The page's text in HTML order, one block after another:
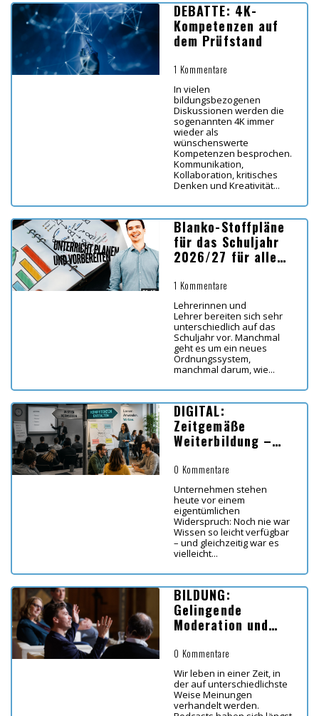
DEBATTE: 4K-
Kompetenzen auf
dem Prüfstand
1 Kommentare
In vielen
bildungsbezogenen
Diskussionen werden die
sogenannten 4K immer
wieder als
wünschenswerte
Kompetenzen besprochen.
Kommunikation,
Kollaboration, kritisches
Denken und Kreativität...
Blanko-Stoffpläne
für das Schuljahr
2026/27 für alle
1 Kommentare
Lehrerinnen und
Lehrer bereiten sich sehr
unterschiedlich auf das
Schuljahr vor. Manchmal
geht es um ein neues
Ordnungssystem,
manchmal darum, wie...
DIGITAL:
Zeitgemäße
Weiterbildung –
Lernen in Zeiten
von KI
0 Kommentare
Unternehmen stehen
heute vor einem
eigentümlichen
Widerspruch: Noch nie war
Wissen so leicht verfügbar
– und gleichzeitig war es
vielleicht...
BILDUNG:
Gelingende
Moderation und
Bildungsbereich
0 Kommentare
Wir leben in einer Zeit, in
der auf unterschiedlichste
Weise Meinungen
verhandelt werden.